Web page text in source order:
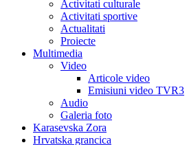
Activitati culturale
Activitati sportive
Actualitati
Proiecte
Multimedia
Video
Articole video
Emisiuni video TVR3
Audio
Galeria foto
Karasevska Zora
Hrvatska grancica